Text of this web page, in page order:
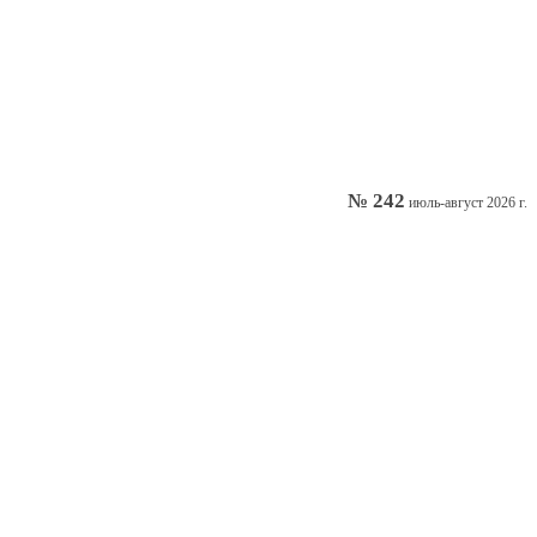
№ 242 июль-август 2026 г.